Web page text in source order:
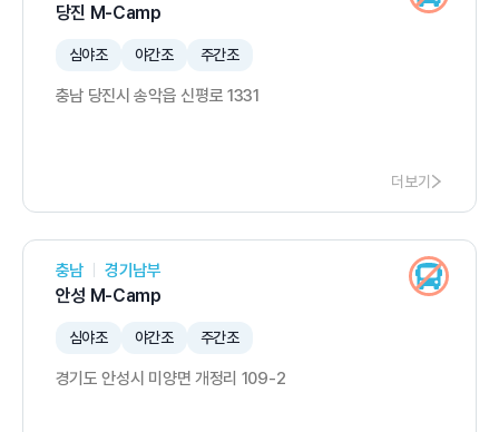
당진 M-Camp
심야조 야간조 주간조
충남 당진시 송악읍 신평로 1331
더보기
충남 경기남부
안성 M-Camp
심야조 야간조 주간조
경기도 안성시 미양면 개정리 109-2